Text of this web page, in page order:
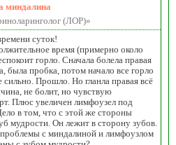
миндалина
(ЛОР)»
суток!
время (примерно около
горло. Сначала болела правая
была пробка, потом начало все горло
сильно. Прошло. Но гланла правая всё
не болит, но чувствую
Плюс увеличен лимфоузел под
в том, что с этой же стороны
мудрости. Он лежит в сторону зубов.
с миндалиной и лимфоузлом